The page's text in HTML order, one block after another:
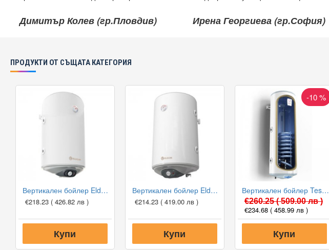
Димитър Колев (гр.Пловдив) Ирена Георгиева (гр.София)
ПРОДУКТИ ОТ СЪЩАТА КАТЕГОРИЯ
Вертикален бойлер Eldom WV08046TLG 80л с лява серпентина
€218.23 ( 426.82 лв )
Купи
Вертикален бойлер Eldom WV08046TRG 80л с дясна серпентина
€214.23 ( 419.00 лв )
Купи
-10 %
Вертикален бойлер Tesy GCVSL 8038 30 B12 TSRP с лява серпентина
€260.25( 509.00 лв )
€234.68 ( 458.99 лв )
Купи